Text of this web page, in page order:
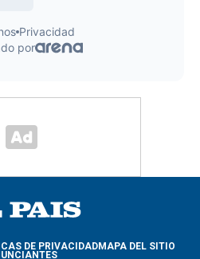
DE PRIVACIDADMAPA DEL SITIO